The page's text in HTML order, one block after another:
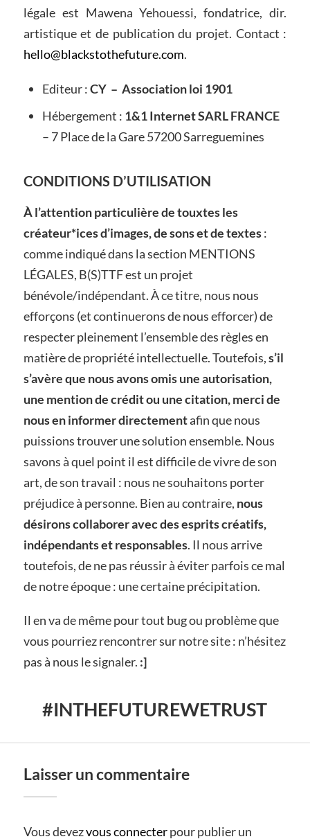
légale est Mawena Yehouessi, fondatrice, dir.
artistique et de publication du projet. Contact :
hello@blackstothefuture.com.
Editeur :CY – Association loi 1901
Hébergement : 1&1 Internet SARL FRANCE
– 7 Place de la Gare 57200 Sarreguemines
CONDITIONS D’UTILISATION
À l’attention particulière de touxtes les
créateur*ices d’images, de sons et de textes:
comme indiqué dans la section MENTIONS
LÉGALES, B(S)TTF est un projet
bénévole/indépendant. À ce titre, nous nous
efforçons (et continuerons de nous efforcer) de
respecter pleinement l’ensemble des règles en
matière de propriété intellectuelle. Toutefois,s’il
s’avère que nous avons omis une autorisation,
une mention de crédit ou une citation, merci de
nous en informer directementafin que nous
puissions trouver une solution ensemble. Nous
savons à quel point il est difficile de vivre de son
art, de son travail : nous ne souhaitons porter
préjudice à personne. Bien au contraire, nous
désirons collaborer avec des esprits créatifs,
indépendants et responsables. Il nous arrive
toutefois, de ne pas réussir à éviter parfois ce mal
de notre époque : une certaine précipitation.
Il en va de même pour tout bug ou problème que
vous pourriez rencontrer sur notre site : n’hésitez
pas à nous le signaler. :]
#INTHEFUTUREWETRUST
Laisser un commentaire
Vous devezvous connecterpour publier un